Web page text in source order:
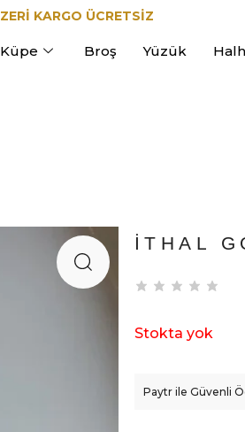
KARGO ÜCRETSİZ
Küpe Broş Yüzük
İTHAL
Stokta yok
Paytr ile Güvenli